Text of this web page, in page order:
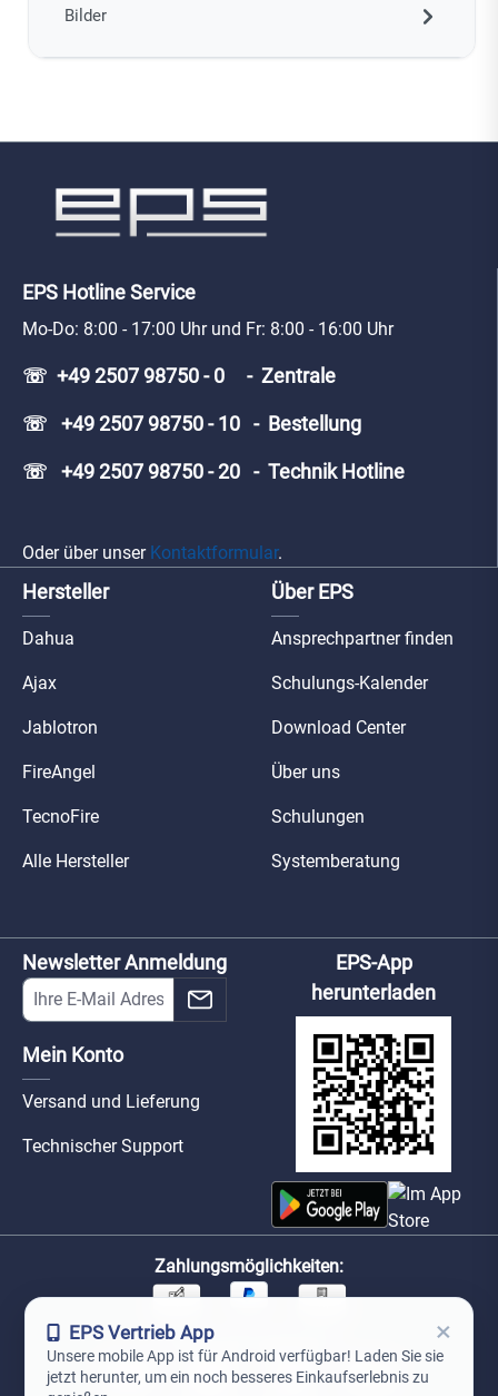
Bilder
EPS Hotline Service
Mo-Do: 8:00 - 17:00 Uhr und Fr: 8:00 - 16:00 Uhr
☏ +49 2507 98750 - 0 - Zentrale
☏ +49 2507 98750 - 10 - Bestellung
☏ +49 2507 98750 - 20 - Technik Hotline
Oder über unser Kontaktformular.
Hersteller
Dahua
Ajax
Jablotron
FireAngel
TecnoFire
Alle Hersteller
Über EPS
Ansprechpartner finden
Schulungs-Kalender
Download Center
Über uns
Schulungen
Systemberatung
Newsletter Anmeldung
Mein Konto
Versand und Lieferung
Technischer Support
EPS-App
herunterladen
Zahlungsmöglichkeiten:
Unsere Versandpartner:
EPS Vertrieb App ×
Unsere mobile App ist für Android verfügbar! Laden Sie sie
jetzt herunter, um ein noch besseres Einkaufserlebnis zu